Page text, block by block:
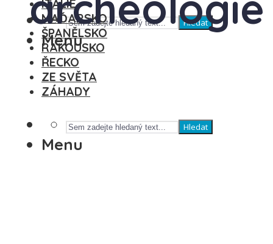
Hledat
Menu
ITÁLIE
MAĎARSKO
ŠPANĚLSKO
RAKOUSKO
ŘECKO
ZE SVĚTA
ZÁHADY
Hledat
Menu